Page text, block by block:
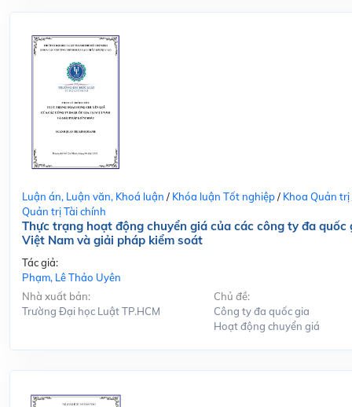
Luận án, Luận văn, Khoá luận / Khóa luận Tốt nghiệp/ Khoa Quản trị
Quản trị Tài chính
Thực trạng hoạt động chuyển giá của các công ty đa quốc
Việt Nam và giải pháp kiểm soát
Tác giả:
Phạm, Lê Thảo Uyên
Nhà xuất bản:
Trường Đại học Luật TP.HCM
Chủ đề:
Công ty đa quốc gia
Hoạt động chuyển giá